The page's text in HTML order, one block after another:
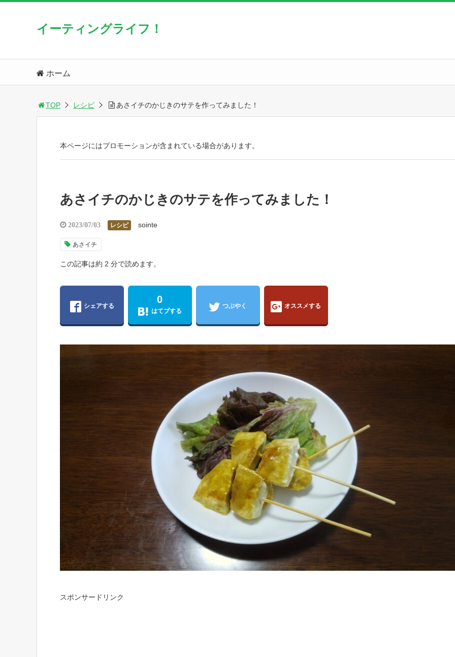
イーティングライフ！
ホーム
TOP レシピ あさイチのかじきのサテを作ってみました！
本ページにはプロモーションが含まれている場合があります。
あさイチのかじきのサテを作ってみました！
2023/07/03 レシピ sointe
あさイチ
この記事は約 2 分で読めます。
シェアする
0
はてブする
つぶやく オススメする
スポンサードリンク